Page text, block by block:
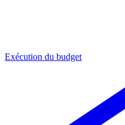
Exécution du budget